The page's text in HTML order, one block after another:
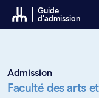
Passer au contenu
Guide
d'admission
Admission
Faculté des arts